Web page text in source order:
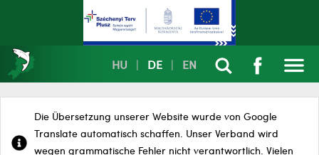
HU DE EN
Die Übersetzung unserer Website wurde von Google
Translate automatisch schaffen. Unser Verband wird
wegen grammatische Fehler nicht verantwortlich. Vielen